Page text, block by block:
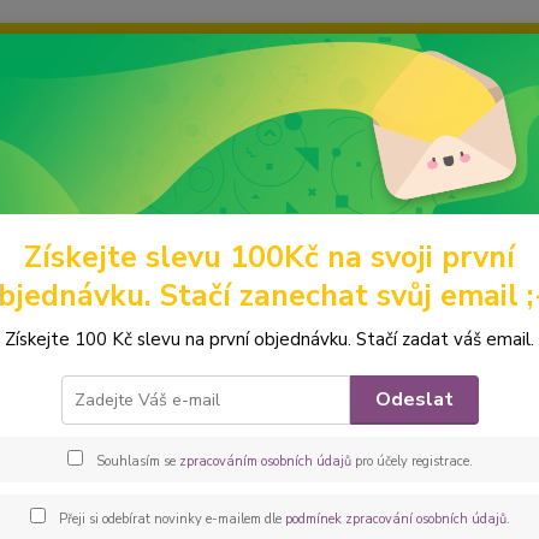
grafiku? Mám jich mnohem víc – napište mi a společně
Hledat
Domácí mazlíčci Obaly na očkovací průkazy s obrázkem
- obal na očkovák -
rohů
Získejte slevu 100Kč na svoji první
Stačí zanechat svůj email
Získejte 100 Kč slevu na první objednávku. Stačí zadat váš email.
Odeslat
Souhlasím se zpracováním osobních údajůpro účely registrace.
Přeji si odebírat novinky e-mailem dle podmínek zpracování osobních údajů.